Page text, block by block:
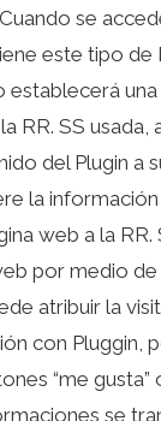
se
este tipo de
establecerá
RR. SS usada,
del Plugin a
la
web a la RR.
por medio
atribuir la
con Pluggin,
“me gusta”
se